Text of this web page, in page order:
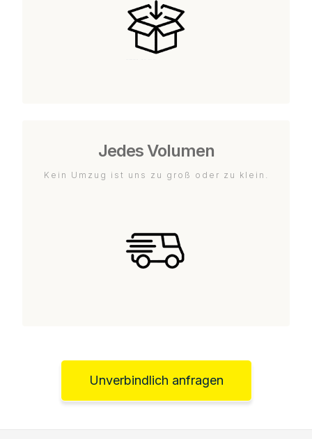
Jedes Volumen
Kein Umzug ist uns zu groß oder zu klein.
Unverbindlich anfragen